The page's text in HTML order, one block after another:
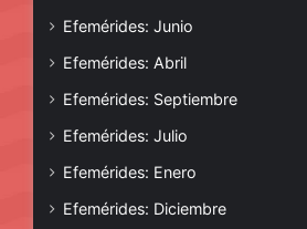
Efemérides: Junio
Efemérides: Abril
Efemérides: Septiembre
Efemérides: Julio
Efemérides: Enero
Efemérides: Diciembre